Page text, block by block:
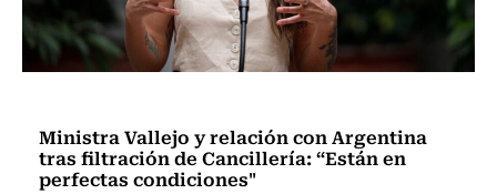
Ministra Vallejo y relación con Argentina
tras filtración de Cancillería: “Están en
perfectas condiciones"